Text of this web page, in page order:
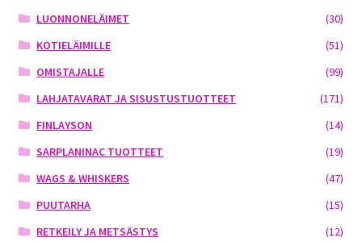
LUONNONELÄIMET
(30)
KOTIELÄIMILLE
(51)
OMISTAJALLE
(99)
LAHJATAVARAT JA SISUSTUSTUOTTEET
(171)
FINLAYSON
(14)
SARPLANINAC TUOTTEET
(19)
WAGS & WHISKERS
(47)
PUUTARHA
(15)
RETKEILY JA METSÄSTYS
(12)